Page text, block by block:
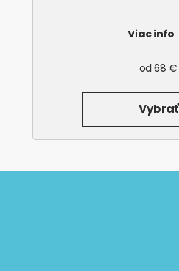
Viac info
od 68 €
Vybrať